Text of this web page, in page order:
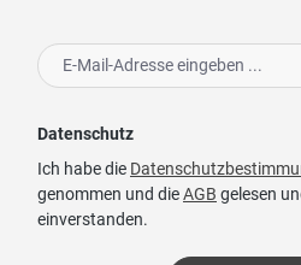
Datenschutz
Ich habe die
genommen und dieAGB gelesen
einverstanden.